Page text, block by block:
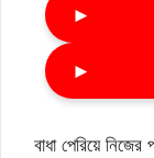
►
►
বাধা পেরিয়ে